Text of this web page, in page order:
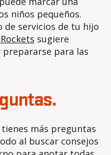
niños pequeños.
de servicios de tu hijo
sugiere
para las
más preguntas
al buscar consejos